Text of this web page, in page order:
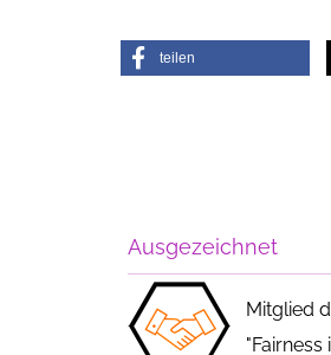
teilen
Ausgezeichnet
Mitglied
"Fairness